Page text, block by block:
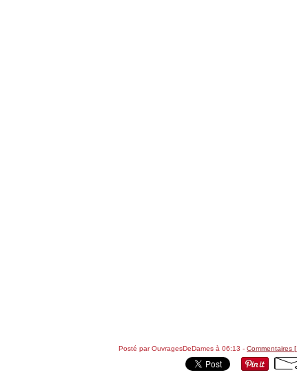
Posté par OuvragesDeDames à 06:13 - Commentaires [